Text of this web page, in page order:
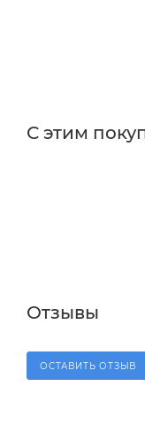
С этим
Отзывы
ОСТАВИТЬ ОТЗЫВ